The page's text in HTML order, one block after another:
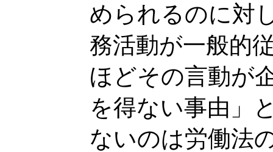
められるのに対
務活動が一般的
ほどその言動が
を得ない事由」
ないのは労働法